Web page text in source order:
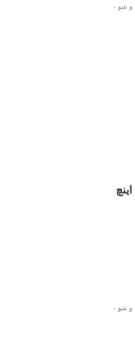
و شو -
و شو -